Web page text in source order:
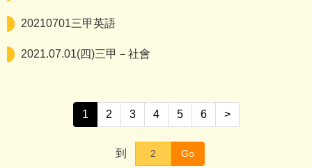
20210701三甲英語
2021.07.01(四)三甲－社會
1 2 3 4 5 6 >
到 Go